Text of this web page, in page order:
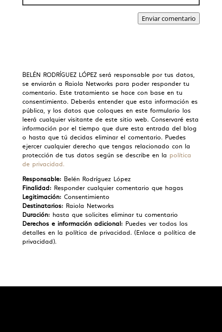
Enviar comentario
BELÉN RODRÍGUEZ LÓPEZ será responsable por tus datos,
se enviarán a
Raiola Networks para poder responder tu
comentario. Este tratamiento se hace con base en tu
consentimiento. Deberás entender que esta información es
pública, y los datos que coloques en este formulario los
leerá cualquier visitante de este sitio web. Conservaré esta
información por el tiempo que dure esta entrada del blog
o hasta que tú decidas eliminar el comentario. Puedes
ejercer cualquier derecho que tengas relacionado con la
protección de tus datos según se describe en la política
de privacidad.
Responsable: Belén Rodríguez López
Finalidad: Responder cualquier comentario que hagas
Legitimación: Consentimiento
Destinatarios: Raiola Networks
Duración: hasta que solicites eliminar tu comentario
Derechos e información adicional: Puedes ver todos los
detalles en la política de privacidad. (Enlace a política de
privacidad).